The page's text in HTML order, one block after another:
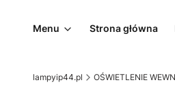
Menu Strona główna
lampyip44.pl OŚWIETLENIE